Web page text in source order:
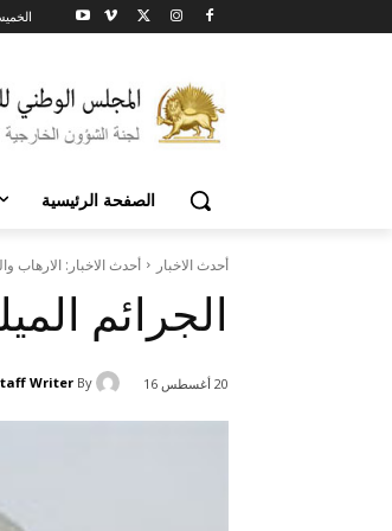
الخميس, 6
الصفحة الرئيسية
أحدث الاخبار أحدث الاخبار: الارهاب
الجرائم
20 أغسطس 16 By
Writer